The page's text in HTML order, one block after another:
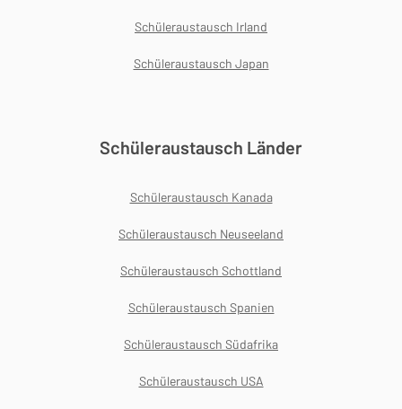
Schüleraustausch Irland
Schüleraustausch Japan
Schüleraustausch Länder
Schüleraustausch Kanada
Schüleraustausch Neuseeland
Schüleraustausch Schottland
Schüleraustausch Spanien
Schüleraustausch Südafrika
Schüleraustausch USA